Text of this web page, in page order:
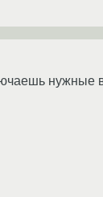
нужные